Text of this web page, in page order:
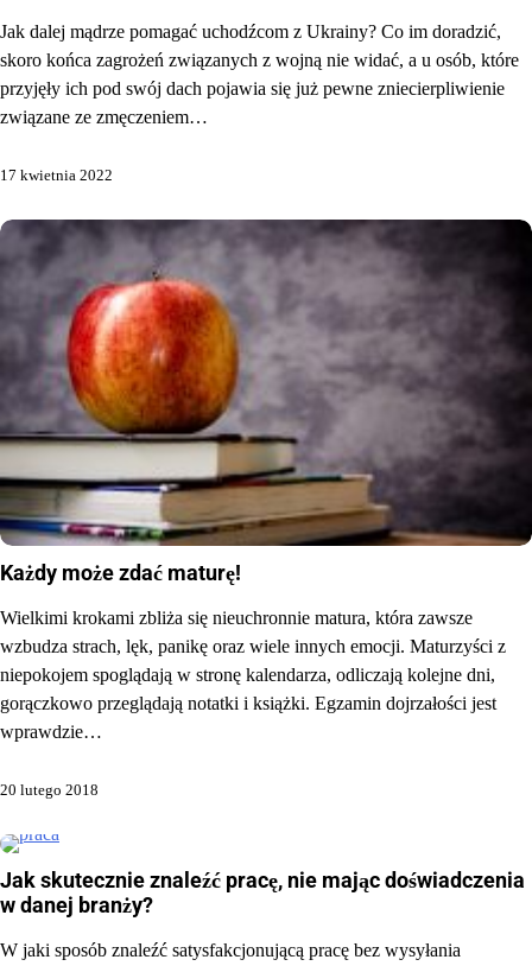
Jak dalej mądrze pomagać uchodźcom z Ukrainy? Co im doradzić,
skoro końca zagrożeń związanych z wojną nie widać, a u osób, które
przyjęły ich pod swój dach pojawia się już pewne zniecierpliwienie
związane ze zmęczeniem…
17 kwietnia 2022
Każdy może zdać maturę!
Wielkimi krokami zbliża się nieuchronnie matura, która zawsze
wzbudza strach, lęk, panikę oraz wiele innych emocji. Maturzyści z
niepokojem spoglądają w stronę kalendarza, odliczają kolejne dni,
gorączkowo przeglądają notatki i książki. Egzamin dojrzałości jest
wprawdzie…
20 lutego 2018
Jak skutecznie znaleźć pracę, nie mając doświadczenia
w danej branży?
W jaki sposób znaleźć satysfakcjonującą pracę bez wysyłania